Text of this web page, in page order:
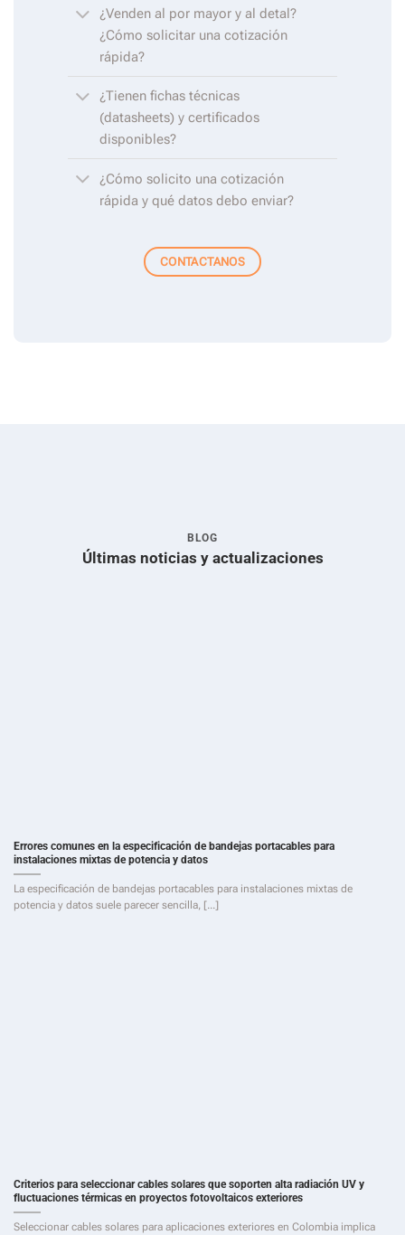
¿Venden al por mayor y al detal?
¿Cómo solicitar una cotización
rápida?
¿Tienen fichas técnicas
(datasheets) y certificados
disponibles?
¿Cómo solicito una cotización
rápida y qué datos debo enviar?
CONTACTANOS
BLOG
Últimas noticias y actualizaciones
Errores comunes en la especificación de bandejas portacables para
instalaciones mixtas de potencia y datos
La especificación de bandejas portacables para instalaciones mixtas de
potencia y datos suele parecer sencilla, [...]
Criterios para seleccionar cables solares que soporten alta radiación UV y
fluctuaciones térmicas en proyectos fotovoltaicos exteriores
Seleccionar cables solares para aplicaciones exteriores en Colombia implica